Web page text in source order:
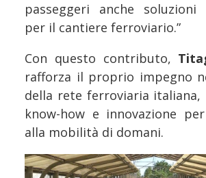
passeggeri anche soluzioni
per il cantiere ferroviario.”
Con questo contributo,
rafforza il proprio impegno
della rete ferroviaria italiana,
know-how e innovazione
alla mobilità di domani.